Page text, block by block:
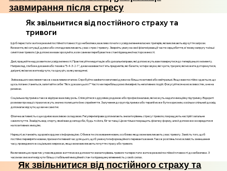
завмирання після стресу
Як звільнитися від постійного страху та
тривоги
Щоб перестати жити в режимі постійної готовності до небезпеки, важливо почати з усвідомлення власних тригерів, які викликають відчуття загрози.
Визначте, які ситуації, думки або спогади викликають у вас стрес і тривогу. Зверніть увагу на свої фізичні реакції: часте серцебиття, м'язову напругу та інші
симптоми тривоги. Це допоможе вам зрозуміти, коли саме ви перебуваєте в стані підвищеної настороженості.
Далі, працюйте над розвитком усвідомленості. Практикуйте медитацію або дихальні вправи, які допоможуть вам повернутися до теперішнього моменту.
Наприклад, глибоке дихання або техніка "5-4-3-2-1", де ви називаєте п'ять предметів, які бачите, чотири звуки, які чуєте, три речі, які можете доторкнутися,
дві речі, які ви можете відчути, та одну річ, за яку ви вдячні.
Зміна вашого мислення також є важливим етапом. Спробуйте замінити негативні думки на більш позитивні або нейтральні. Якщо вам постійно здається, що
щось погане станеться, запитайте себе: "Які є докази цього?" Часто ми перебільшуємо ймовірність негативних подій. Фокусуйтеся на можливостях, а не на
ризиках.
Соціальна підтримка також відіграє важливу роль. Спілкуйтеся з друзями, родиною або професіоналами, які можуть надати емоційну підтримку. Відкриті
розмови про ваші страхи можуть значно полегшити їхнє сприйняття. Залучення до груп підтримки або терапії може бути корисним, оскільки спільний досвід
допомагає відчути, що ви не самотні.
Фізична активність є ще однією важливою складовою. Регулярні вправи допомагають знизити рівень стресу і тривоги, покращують настрій і загальне
самопочуття. Знайдіть вид спорту, який вам до вподоби, будь то йога, біг чи танці. Це не тільки покращить фізичну форму, але й допоможе зосередитися
на позитивних емоціях.
Нарешті, встановіть здорові кордони з інформацією. Обмежте споживання новин, особливо якщо вони викликають у вас тривогу. Замість того, щоб
постійно перевіряти новини, призначте певний час для цього, щоб уникнути інформаційного перевантаження. Також розгляньте можливість зменшення
часу, проведеного в соціальних мережах, якщо вони викликають почуття страху або тривоги.
Включення цих практик у повсякденне життя може допомогти знизити рівень тривоги та перестати жити в режимі постійної готовності до небезпеки. З
часом ви зможете відчути більш стабільний емоційний стан та підвищену впевненість у своїх силах.
Як звільнитися від постійного страху та